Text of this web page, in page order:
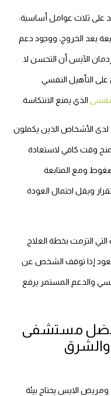
على ثلاث عوامل أساسية:
بعد الخروج، ووجود دعم
الآيس أن التحسن لا
التأهيل النفسي
الذي يمنع الانتكاسة.
الأشخاص الذين يكملون
البرامج تمنح وقت كافي لاستعادة
ومع المتابعة
ويقل احتمال العودة
التزمت بخطة العلاج
تعود إذا توقف الشخص عن
والدعم المستمر يرفع
مستشفى
والشرق
ومريض الايس يحتاج بيئة